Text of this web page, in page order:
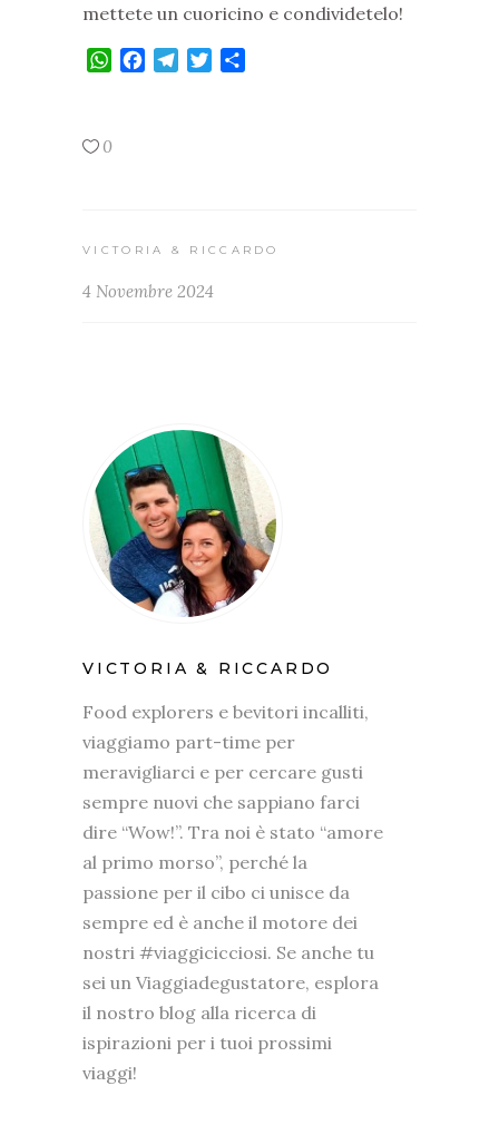
mettete un cuoricino e condividetelo!
WhatsApp
Facebook
Telegram
Twitter
0
VICTORIA & RICCARDO
4 Novembre 2024
VICTORIA & RICCARDO
Food explorers e bevitori incalliti,
viaggiamo part-time per
meravigliarci e per cercare gusti
sempre nuovi che sappiano farci
dire “Wow!”. Tra noi è stato “amore
al primo morso”, perché la
passione per il cibo ci unisce da
sempre ed è anche il motore dei
nostri #viaggicicciosi. Se anche tu
sei un Viaggiadegustatore, esplora
il nostro blog alla ricerca di
ispirazioni per i tuoi prossimi
viaggi!